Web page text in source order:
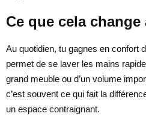
Ce que cela
Au quotidien, tu gagnes en confort
permet de se laver les mains
grand meuble ou d’un volume
c’est souvent ce qui fait la
un espace contraignant.